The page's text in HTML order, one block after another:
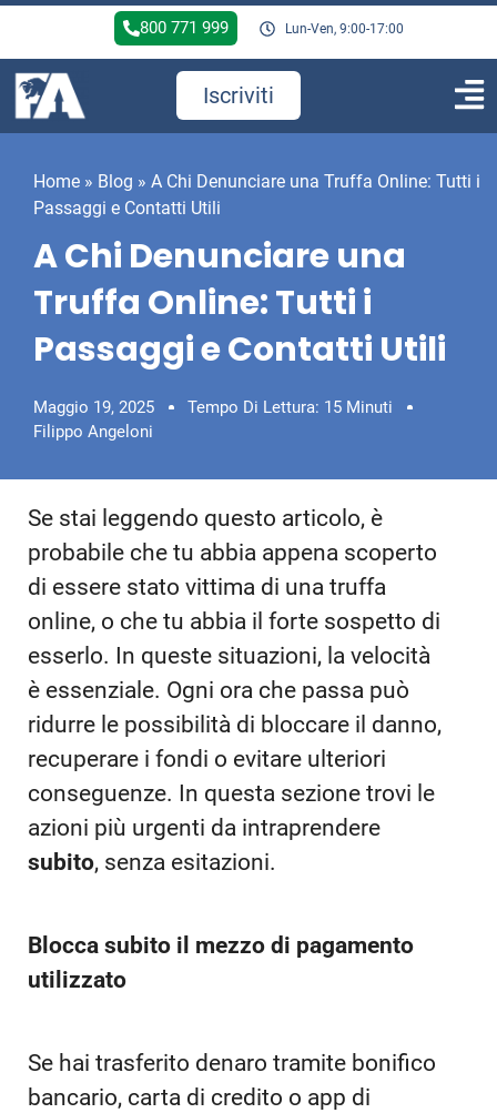
800 771 999 Lun-Ven, 9:00-17:00
Iscriviti
Home » Blog » A Chi Denunciare una Truffa Online: Tutti i
Passaggi e Contatti Utili
A Chi Denunciare una
Truffa Online: Tutti i
Passaggi e Contatti Utili
Maggio 19, 2025
Tempo Di Lettura: 15 Minuti
Filippo Angeloni
Se stai leggendo questo articolo, è
probabile che tu abbia appena scoperto
di essere stato vittima di una truffa
online, o che tu abbia il forte sospetto di
esserlo. In queste situazioni, la velocità
è essenziale. Ogni ora che passa può
ridurre le possibilità di bloccare il danno,
recuperare i fondi o evitare ulteriori
conseguenze. In questa sezione trovi le
azioni più urgenti da intraprendere
subito, senza esitazioni.
Blocca subito il mezzo di pagamento
utilizzato
Se hai trasferito denaro tramite bonifico
bancario, carta di credito o app di